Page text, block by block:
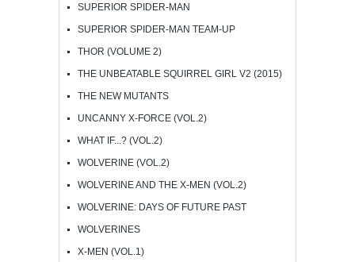
SUPERIOR SPIDER-MAN
SUPERIOR SPIDER-MAN TEAM-UP
THOR (VOLUME 2)
THE UNBEATABLE SQUIRREL GIRL V2 (2015)
THE NEW MUTANTS
UNCANNY X-FORCE (VOL.2)
WHAT IF...? (VOL.2)
WOLVERINE (VOL.2)
WOLVERINE AND THE X-MEN (VOL.2)
WOLVERINE: DAYS OF FUTURE PAST
WOLVERINES
X-MEN (VOL.1)